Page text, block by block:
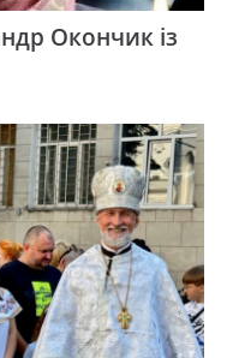
Окончик із